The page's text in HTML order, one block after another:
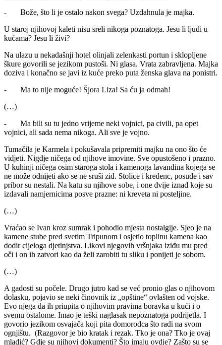
- Bože, što li je ostalo nakon svega? Uzdahnula je majka.
U staroj njihovoj kaleti nisu sreli nikoga poznatoga. Jesu li ljudi u
kućama? Jesu li živi?
Na ulazu u nekadašnji hotel olinjali zelenkasti portun i sklopljene
škure govorili se jezikom pustoši. Ni glasa. Vrata zabravljena. Majka
doziva i konačno se javi iz kuće preko puta ženska glava na ponistri.
- Ma to nije moguće! Šjora Liza! Sa ću ja odmah!
(…)
- Ma bili su tu jedno vrijeme neki vojnici, pa civili, pa opet
vojnici, ali sada nema nikoga. Ali sve je vojno.
Tumačila je Karmela i pokušavala pripremiti majku na ono što će
vidjeti. Nigdje ničega od njihove imovine. Sve opustošeno i prazno.
U kuhinji ničega osim staroga stola i kamenoga lavandina kojega se
ne može odnijeti ako se ne sruši zid. Stolice i kredenc, posuđe i sav
pribor su nestali. Na katu su njihove sobe, i one dvije iznad koje su
izdavali namjernicima posve prazne: ni kreveta ni posteljine.
(…)
Vraćao se Ivan kroz sumrak i pohodio mjesta nostalgije. Sjeo je na
kamene stube pred svetim Tripunom i osjetio toplinu kamena kao
dodir cijeloga djetinjstva. Likovi njegovih vršnjaka iziđu mu pred
oči i on ih zatvori kao da želi zarobiti tu sliku i ponijeti je sobom.
(…)
A gadosti su počele. Drugo jutro kad se već pronio glas o njihovom
dolasku, pojavio se neki činovnik iz „opštine“ ovlašten od vojske.
Evo njega da ih priupita o njihovim pravima boravka u kući i o
svemu ostalome. Imao je teški naglasak nepoznatoga podrijetla. I
govorio jezikom osvajača koji pita domorodca što radi na svom
ognjištu. (Razgovor je bio kratak i rezak. Tko je ona? Tko je ovaj
mladić? Gdje su njihovi dokumenti? Što imaju ovdje? Zašto su se